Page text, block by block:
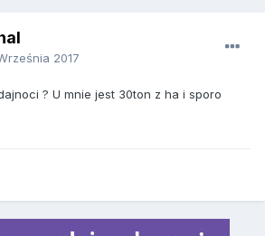
2017
? U mnie jest 30ton z ha i sporo